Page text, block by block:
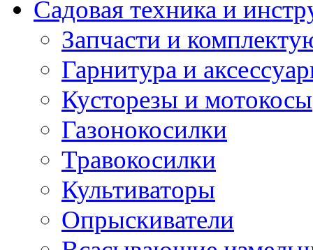
Садовая техника и
Запчасти и
Гарнитура и
Кусторезы и мотокосы
Газонокосилки
Травокосилки
Культиваторы
Опрыскиватели